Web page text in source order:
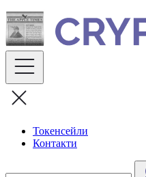
Skip
to
content
Токенсейли
Контакти